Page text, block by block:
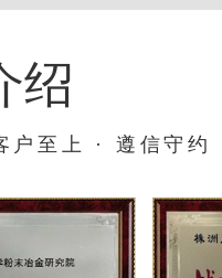
绍
户至上 · 遵信守约